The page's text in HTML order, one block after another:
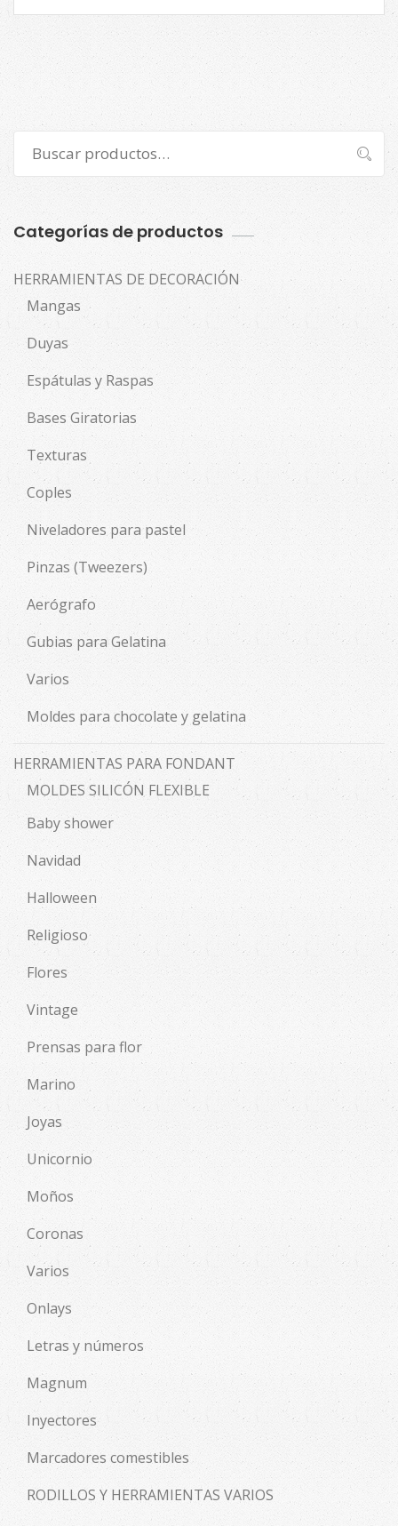
por:
Buscar
Categorías de productos
HERRAMIENTAS DE DECORACIÓN
Mangas
Duyas
Espátulas y Raspas
Bases Giratorias
Texturas
Coples
Niveladores para pastel
Pinzas (Tweezers)
Aerógrafo
Gubias para Gelatina
Varios
Moldes para chocolate y gelatina
HERRAMIENTAS PARA FONDANT
MOLDES SILICÓN FLEXIBLE
Baby shower
Navidad
Halloween
Religioso
Flores
Vintage
Prensas para flor
Marino
Joyas
Unicornio
Moños
Coronas
Varios
Onlays
Letras y números
Magnum
Inyectores
Marcadores comestibles
RODILLOS Y HERRAMIENTAS VARIOS